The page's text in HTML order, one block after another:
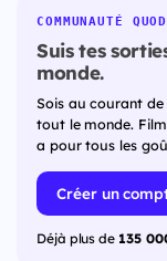
COMMUNAUTÉ
Suis tes
monde.
Sois au courant
tout le monde.
a pour tous les
Créer un
Déjà plus de 135